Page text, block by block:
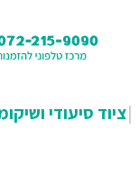
ציוד סיעודי